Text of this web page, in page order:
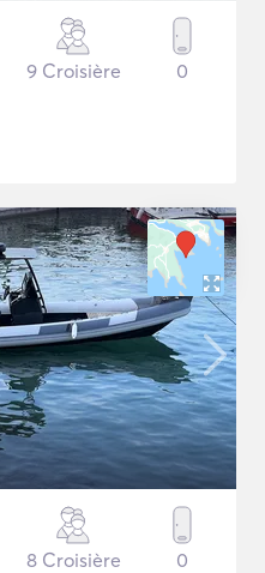
9 Croisière 0
8 Croisière 0